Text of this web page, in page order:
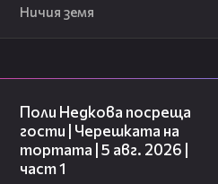
Ничия земя
Поли Недкова посреща
гости | Черешката на
тортата | 5 авг. 2026 |
част 1